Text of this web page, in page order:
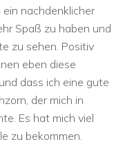
nachdenklicher
Spaß zu haben und
zu sehen. Positiv
eben diese
dass ich eine gute
der mich in
Es hat mich viel
zu bekommen.